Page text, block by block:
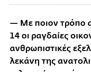
— Με ποιον τρόπο
14 οι ραγδαίες
ανθρωπιστικές
λεκάνη της